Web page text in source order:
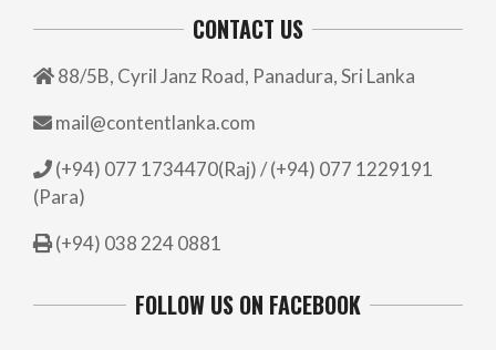
CONTACT US
88/5B, Cyril Janz Road, Panadura, Sri Lanka
mail@contentlanka.com
(+94) 077 1734470(Raj) / (+94) 077 1229191
(Para)
(+94) 038 224 0881
FOLLOW US ON FACEBOOK